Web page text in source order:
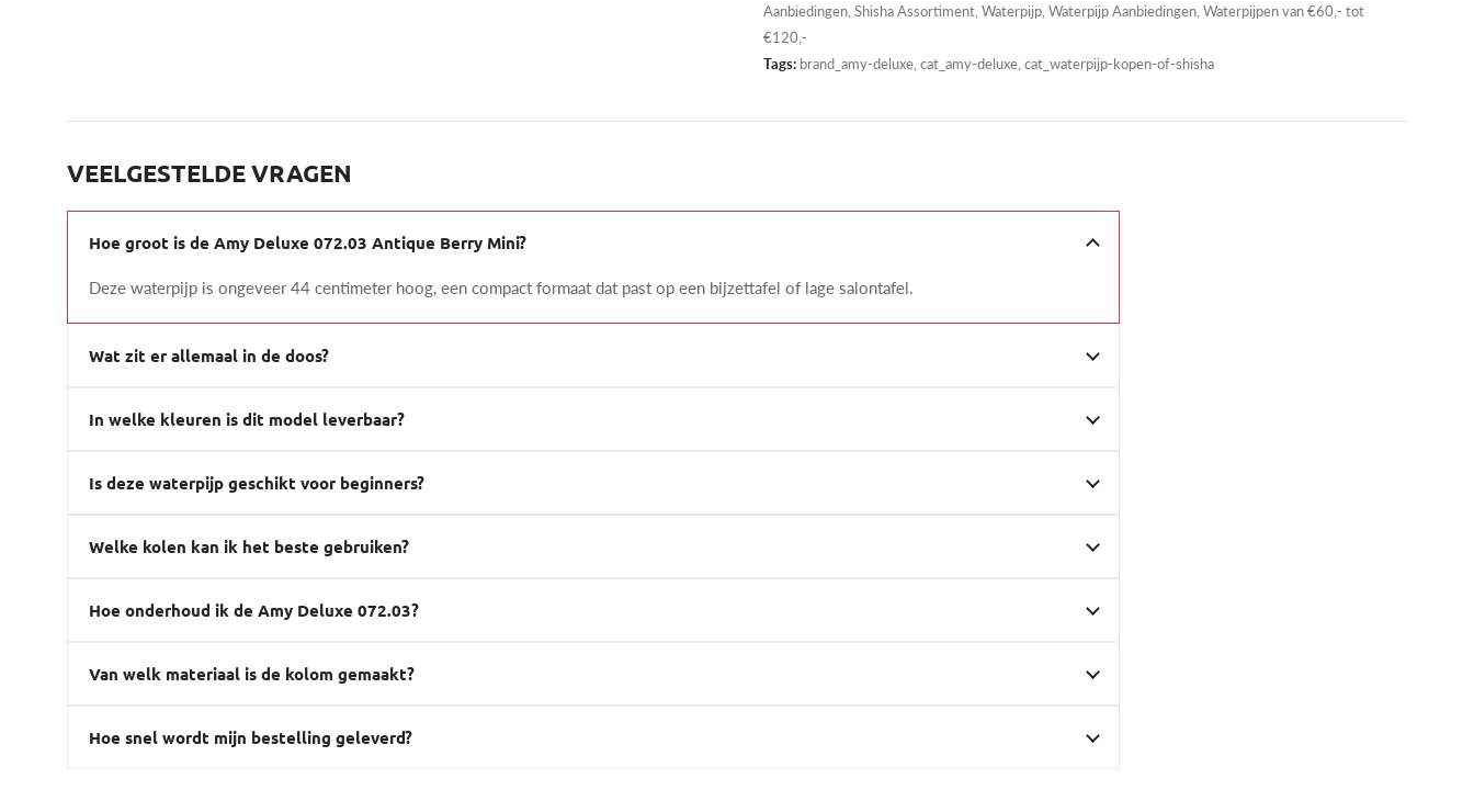
Aanbiedingen Shisha Assortiment Waterpijp Waterpijp Aanbiedingen Waterpijpen van €60,- tot
€120,-
Tags: brand_amy-deluxe, cat_amy-deluxe, cat_waterpijp-kopen-of-shisha
VEELGESTELDE VRAGEN
Hoe groot is de Amy Deluxe 072.03 Antique Berry Mini?
Deze waterpijp is ongeveer 44 centimeter hoog, een compact formaat dat past op een bijzettafel of lage salontafel.
Wat zit er allemaal in de doos?
In welke kleuren is dit model leverbaar?
Is deze waterpijp geschikt voor beginners?
Welke kolen kan ik het beste gebruiken?
Hoe onderhoud ik de Amy Deluxe 072.03?
Van welk materiaal is de kolom gemaakt?
Hoe snel wordt mijn bestelling geleverd?